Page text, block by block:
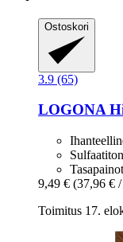
Ostoskori
3.9 (65)
LOGONA
9,49 € (37,96 €
Toimitus 17.